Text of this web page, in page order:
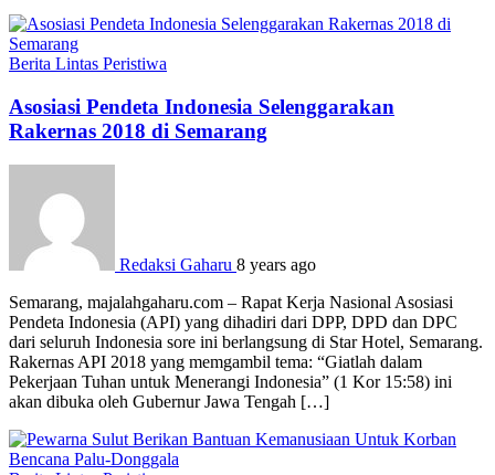
Berita Lintas Peristiwa
Asosiasi Pendeta Indonesia Selenggarakan
Rakernas 2018 di Semarang
Redaksi Gaharu 8 years ago
Semarang, majalahgaharu.com – Rapat Kerja Nasional Asosiasi
Pendeta Indonesia (API) yang dihadiri dari DPP, DPD dan DPC
dari seluruh Indonesia sore ini berlangsung di Star Hotel, Semarang.
Rakernas API 2018 yang memgambil tema: “Giatlah dalam
Pekerjaan Tuhan untuk Menerangi Indonesia” (1 Kor 15:58) ini
akan dibuka oleh Gubernur Jawa Tengah […]